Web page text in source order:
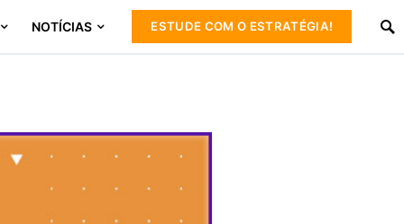
NOTÍCIAS ESTUDE COM O ESTRATÉGIA!